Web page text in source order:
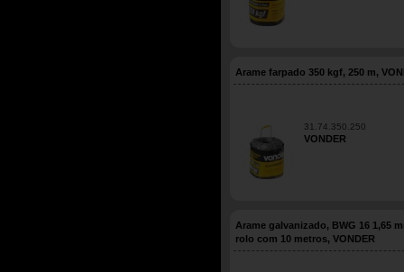
Arame farpado 350 kgf, 250 m,
31.74.350.250
VONDER
Arame galvanizado, BWG 16 1,65
rolo com 10 metros, VONDER